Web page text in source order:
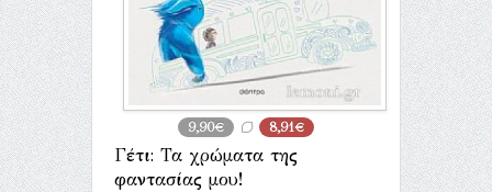
9,90€ 8,91€
Γέτι: Τα χρώματα της
φαντασίας μου!